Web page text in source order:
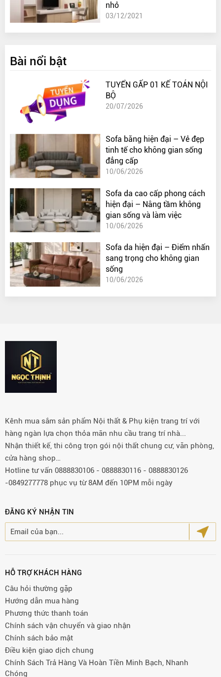
nhỏ
03/12/2021
Bài nổi bật
TUYỂN GẤP 01 KẾ TOÁN NỘI
BỘ
20/07/2026
Sofa băng hiện đại – Vẻ đẹp
tinh tế cho không gian sống
đẳng cấp
10/06/2026
Sofa da cao cấp phong cách
hiện đại – Nâng tầm không
gian sống và làm việc
10/06/2026
Sofa da hiện đại – Điểm nhấn
sang trọng cho không gian
sống
10/06/2026
Kênh mua sắm sản phẩm Nội thất & Phụ kiện trang trí với
hàng ngàn lựa chọn thỏa mãn nhu cầu trang trí nhà...
Nhận thiết kế, thi công trọn gói nội thất chung cư, văn phòng,
cửa hàng shop…
Hotline tư vấn 0888830106 - 0888830116 - 0888830126
-0849277778 phục vụ từ 8AM đến 10PM mỗi ngày
ĐĂNG KÝ NHẬN TIN
HỖ TRỢ KHÁCH HÀNG
Câu hỏi thường gặp
Hướng dẫn mua hàng
Phương thức thanh toán
Chính sách vận chuyển và giao nhận
Chính sách bảo mật
Điều kiện giao dịch chung
Chính Sách Trả Hàng Và Hoàn Tiền Minh Bạch, Nhanh
Chóng